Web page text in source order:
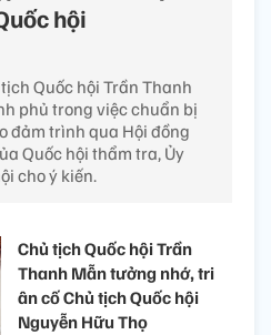
hội
Quốc hội Trần Thanh
phủ trong việc chuẩn bị
đảm trình qua Hội đồng
Quốc hội thẩm tra, Ủy
cho ý kiến.
Chủ tịch Quốc hội Trần
Thanh Mẫn tưởng nhớ, tri
ân cố Chủ tịch Quốc hội
Nguyễn Hữu Thọ